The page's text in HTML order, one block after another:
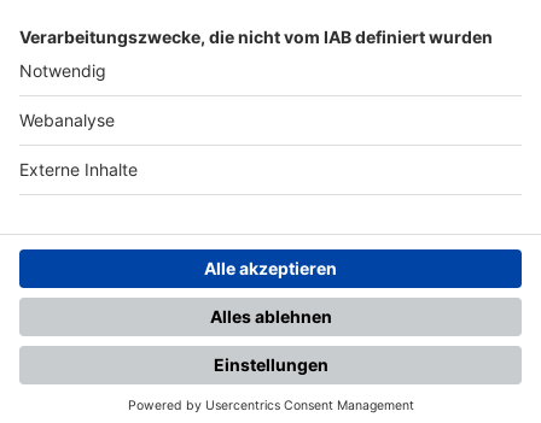
Nutzungsbedingungen Datenschutz Impressum